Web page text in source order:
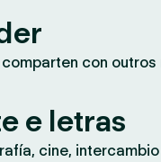
con
e letras
cine,